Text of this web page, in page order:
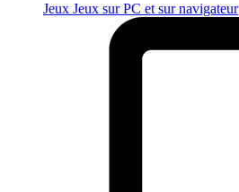
Jeux Jeux sur PC et sur navigateur